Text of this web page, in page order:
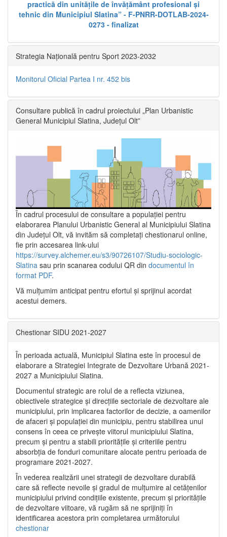
practică din unitățile de învățământ profesional și
tehnic din Municipiul Slatina” - F-PNRR-DOTLAB-2024-
0273 - finalizat
Strategia Națională pentru Sport 2023-2032
Monitorul Oficial Partea I nr. 452 bis
Consultare publică în cadrul proiectului „Plan Urbanistic
General Municipiul Slatina, Județul Olt”
În cadrul procesului de consultare a populaţiei pentru
elaborarea Planului Urbanistic General al Municipiului Slatina
din Județul Olt, vă invităm să completați chestionarul online,
fie prin accesarea link-ului
https://survey.alchemer.eu/s3/90726107/Studiu-sociologic-
Slatina sau prin scanarea codului QR din documentul în
format PDF.
Vă mulţumim anticipat pentru efortul şi sprijinul acordat
acestui demers.
Chestionar SIDU 2021-2027
În perioada actuală, Municipiul Slatina este în procesul de
elaborare a Strategiei Integrate de Dezvoltare Urbană 2021‐
2027 a Municipiului Slatina.
Documentul strategic are rolul de a reflecta viziunea,
obiectivele strategice și direcțiile sectoriale de dezvoltare ale
municipiului, prin implicarea factorilor de decizie, a oamenilor
de afaceri și populației din municipiu, pentru stabilirea unui
consens în ceea ce privește viitorul municipiului Slatina,
precum și pentru a stabili prioritățile și criteriile pentru
absorbția de fonduri comunitare alocate pentru perioada de
programare 2021-2027.
În vederea realizării unei strategii de dezvoltare durabilă
care să reflecte nevoile și gradul de mulțumire al cetățenilor
municipiului privind condițiile existente, precum și prioritățile
de dezvoltare viitoare, vă rugăm să ne sprijiniți în
identificarea acestora prin completarea următorului
chestionar